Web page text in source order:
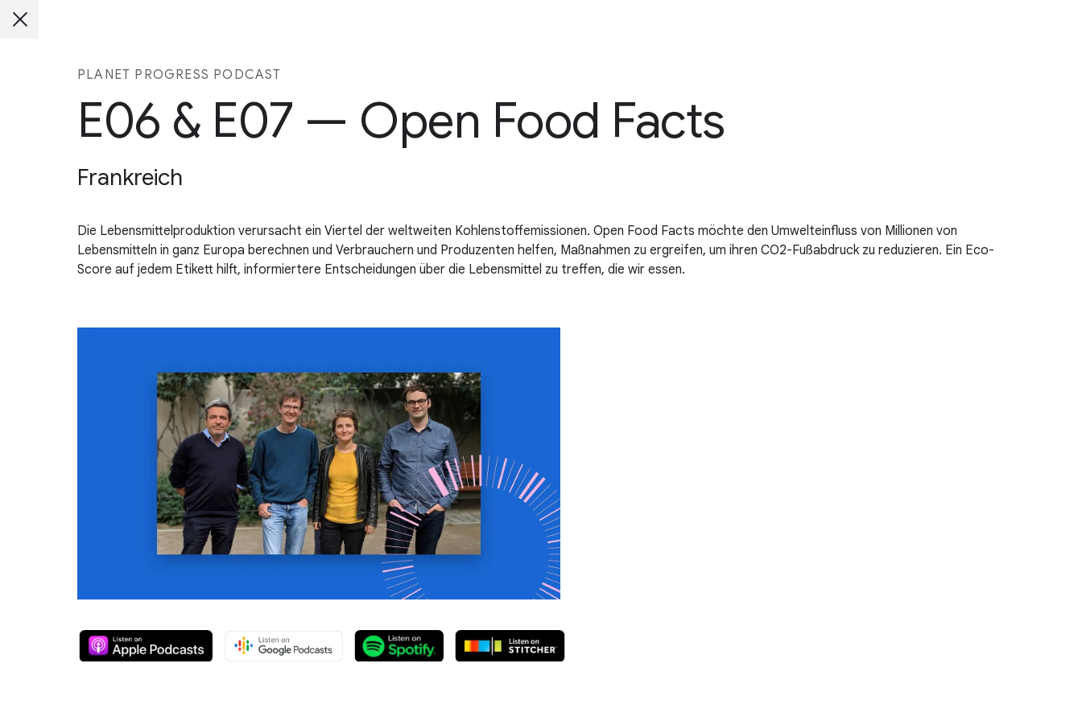
PLANET PROGRESS PODCAST
E06 & E07 — Open Food Facts
Frankreich
Die Lebensmittelproduktion verursacht ein Viertel der weltweiten Kohlenstoffemissionen. Open Food Facts möchte den Umwelteinfluss von Millionen von
Lebensmitteln in ganz Europa berechnen und Verbrauchern und Produzenten helfen, Maßnahmen zu ergreifen, um ihren CO2-Fußabdruck zu reduzieren. Ein Eco-
Score auf jedem Etikett hilft, informiertere Entscheidungen über die Lebensmittel zu treffen, die wir essen.